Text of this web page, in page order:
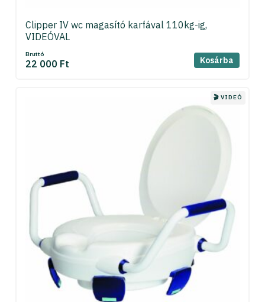
Clipper IV wc magasító karfával 110kg-ig,
VIDEÓVAL
Bruttó
22 000 Ft Kosárba
🎬 VIDEÓ